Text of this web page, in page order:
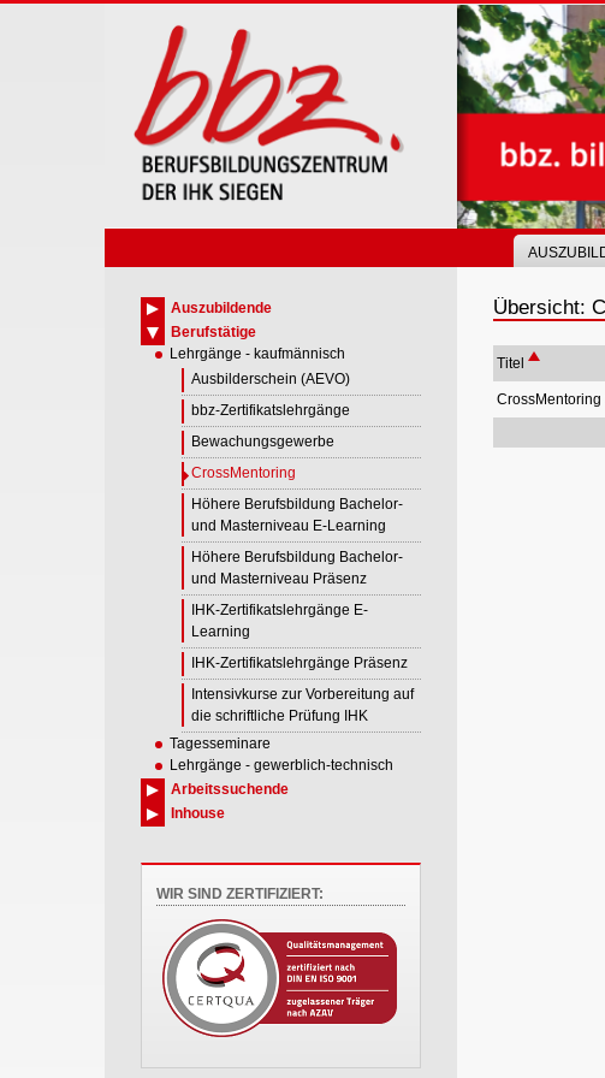
Übersicht:
Titel
Auszubildende
Berufstätige
Lehrgänge - kaufmännisch
Ausbilderschein (AEVO)
bbz-Zertifikatslehrgänge
Bewachungsgewerbe
CrossMentoring
Höhere Berufsbildung Bachelor-
und Masterniveau E-Learning
Höhere Berufsbildung Bachelor-
und Masterniveau Präsenz
IHK-Zertifikatslehrgänge E-
Learning
IHK-Zertifikatslehrgänge Präsenz
Intensivkurse zur Vorbereitung auf
die schriftliche Prüfung IHK
Tagesseminare
Lehrgänge - gewerblich-technisch
Arbeitssuchende
Inhouse
WIR SIND ZERTIFIZIERT: